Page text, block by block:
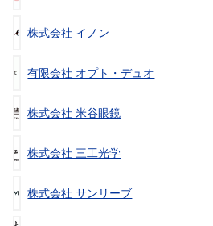
株式会社 イノン
有限会社 オプト・デュオ
株式会社 米谷眼鏡
株式会社 三工光学
株式会社 サンリーブ